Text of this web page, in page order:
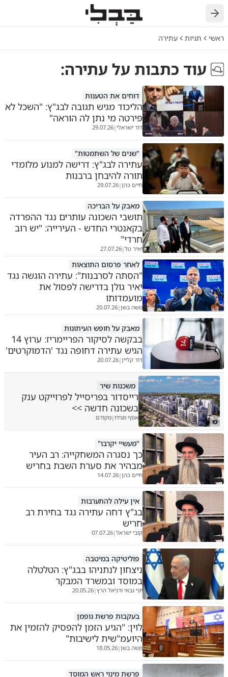
חזרה
ראשי תגיות עתירה
עוד כתבות על עתירה:
דוחים את הטענות
הליכוד מגיש תגובה לבג"ץ: "השכל לא
פירטה מי נתן לה הוראה"
דוד ישראלי|
29.07.26
"שנים של השתמטות"
עתירה לבג"ץ: דרישה למנוע מלומדי
תורה להיבחן ברבנות
חיים כהן|
29.07.26
מאבק על הבריכה
תושבי השכונה עותרים נגד ההפרדה
בקאנטרי החדש - העירייה: "יש רוב
חרדי"
יאיר טל|
27.07.26
לאחר פרסום התוצאות
"הסתה לסרבנות": עתירה הוגשה נגד
יאיר גולן בדרישה לפסול את
מועמדותו
משה בשן|
20.07.26
מאבק על חופש העיתונות
בבקשה לסיקור הפריימריז: ערוץ 14
הגיש עתירה דחופה נגד 'הדמוקרטים'
דוד קליין|
20.07.26
ש
משכנות שיר
רייסדור בפריסייל לפרוייקט ענק
בשכונה חדשה >>
אסף מגידו|מקודם
"מעשיי יקרבו"
כך נסגרה המשחקייה: רב העיר
מבהיר את סערת השבת בחריש
חיים כהן|
14.07.26
אין עילה להתערבות
בג"ץ דחה עתירה נגד בחירת רב
חריש
קובי ישראל|
07.07.26
פוליטיקה במיטבה
ניצחון לנתניהו בבג"ץ: הטלטלה
במוסד ובמשרד המבקר
יוני גבאי ודניאל הרץ|
20.05.26
בעקבות פרשת גופמן
לוין: "הגיע הזמן להפסיק להזמין את
היועמ"שית לישיבות"
משה בשן|
18.05.26
פרשת מינוי ראש המוסד